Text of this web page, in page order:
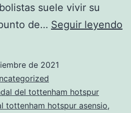
suele vivir su
de… Seguir leyendo
de 2021
del tottenham hotspur
tottenham hotspur asensio,